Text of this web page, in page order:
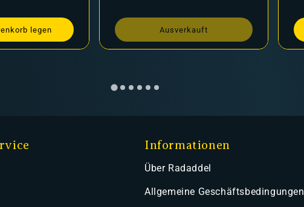
legen Ausverkauft
Informationen
Über Radaddel
Allgemeine Geschäftsbedingungen